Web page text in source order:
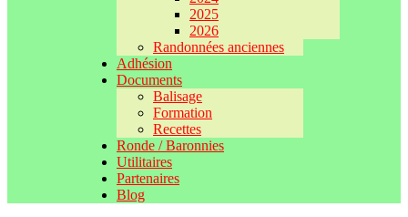
2025
2026
Randonnées anciennes
Adhésion
Documents
Balisage
Formation
Recettes
Ronde / Baronnies
Utilitaires
Partenaires
Blog